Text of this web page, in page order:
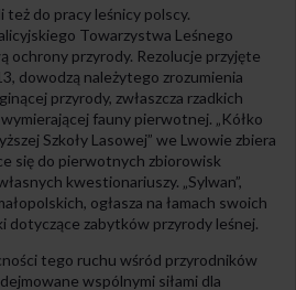
do pracy leśnicy polscy.
Towarzystwa Leśnego
ochrony przyrody. Rezolucje przyjęte
dowodzą należytego zrozumienia
przyrody, zwłaszcza rzadkich
fauny pierwotnej. „Kółko
Szkoły Lasowej” we Lwowie zbiera
się do pierwotnych zbiorowisk
kwestionariuszy. „Sylwan”,
ogłasza na łamach swoich
dotyczące zabytków przyrody leśnej.
tego ruchu wśród przyrodników
wspólnymi siłami dla